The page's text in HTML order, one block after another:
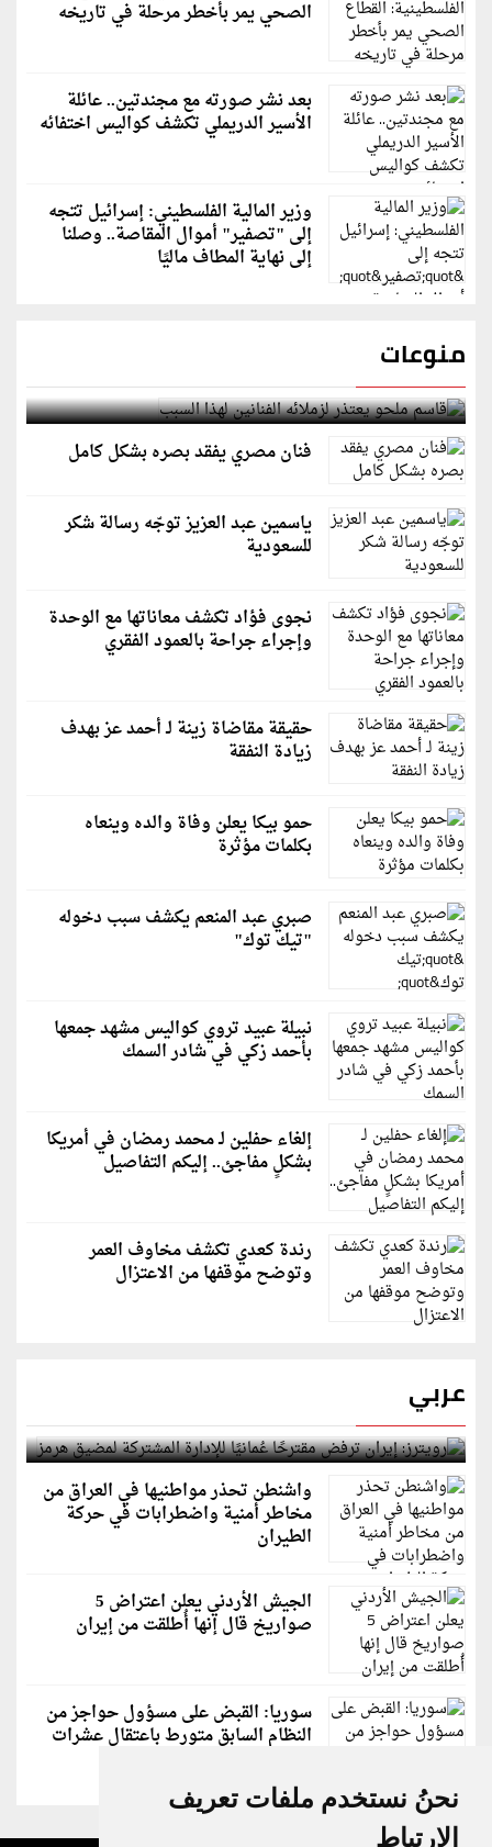
نحنُ نستخدم ملفات تعريف
الارتباط
الصحي يمر بأخطر مرحلة في تاريخه
بعد نشر صورته مع مجندتين.. عائلة
الأسير الدريملي تكشف كواليس اختفائه
وزير المالية الفلسطيني: إسرائيل تتجه
إلى "تصفير" أموال المقاصة.. وصلنا
إلى نهاية المطاف ماليًا
منوعات
قاسم ملحو يعتذر لزملائه الفنانين لهذا السبب
فنان مصري يفقد بصره بشكل كامل
ياسمين عبد العزيز توجّه رسالة شكر
للسعودية
نجوى فؤاد تكشف معاناتها مع الوحدة
وإجراء جراحة بالعمود الفقري
حقيقة مقاضاة زينة لـ أحمد عز بهدف
زيادة النفقة
حمو بيكا يعلن وفاة والده وينعاه
بكلمات مؤثرة
صبري عبد المنعم يكشف سبب دخوله
"تيك توك"
نبيلة عبيد تروي كواليس مشهد جمعها
بأحمد زكي في شادر السمك
إلغاء حفلين لـ محمد رمضان في أمريكا
بشكلٍ مفاجئ.. إليكم التفاصيل
رندة كعدي تكشف مخاوف العمر
وتوضح موقفها من الاعتزال
عربي
رويترز: إيران ترفض مقترحًا عُمانيًا للإدارة المشتركة
لمضيق هرمز
واشنطن تحذر مواطنيها في العراق من
مخاطر أمنية واضطرابات في حركة
الطيران
الجيش الأردني يعلن اعتراض 5
صواريخ قال إنها أُطلقت من إيران
سوريا: القبض على مسؤول حواجز من
النظام السابق متورط باعتقال عشرات